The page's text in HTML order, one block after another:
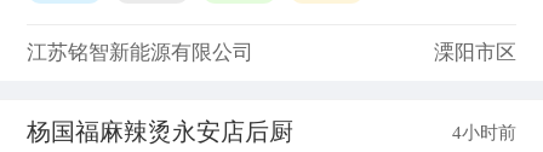
江苏铭智新能源有限公司 溧阳市区
杨国福麻辣烫永安店后厨 4小时前